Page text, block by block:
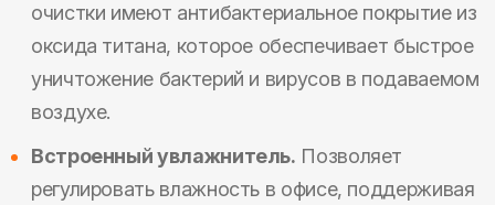
очистки имеют антибактериальное покрытие из
оксида титана, которое обеспечивает быстрое
уничтожение бактерий и вирусов в подаваемом
воздухе.
Встроенный увлажнитель. Позволяет
регулировать влажность в офисе, поддерживая